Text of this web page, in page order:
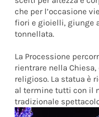
che per l’occasione
fiori e gioielli, giunge
tonnellata.
La Processione
rientrare nella
religioso. La statua è
al termine tutti con il
tradizionale